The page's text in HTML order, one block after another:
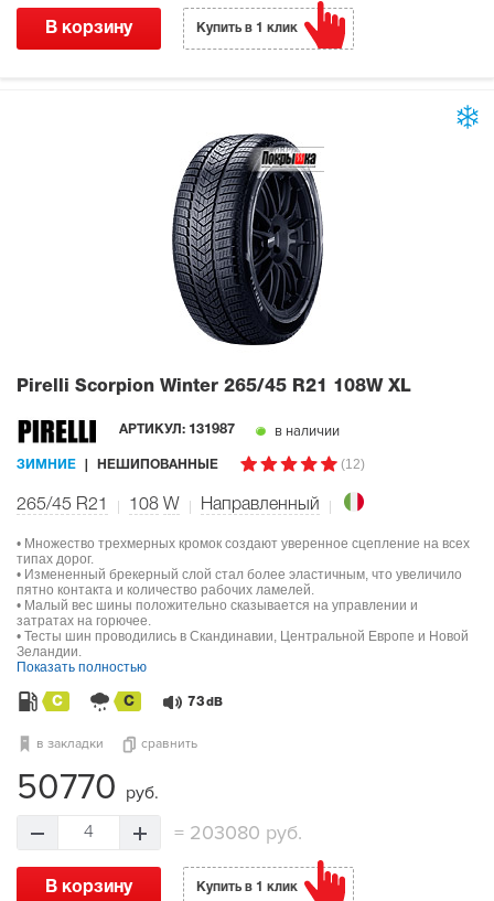
В корзину Купить в 1 клик
Pirelli Scorpion Winter 265/45 R21 108W XL
АРТИКУЛ: 131987 в наличии
ЗИМНИЕ НЕШИПОВАННЫЕ (12)
265/45 R21 108 W Направленный
• Множество трехмерных кромок создают уверенное сцепление на всех
типах дорог.
• Измененный брекерный слой стал более эластичным, что увеличило
пятно контакта и количество рабочих ламелей.
• Малый вес шины положительно сказывается на управлении и
затратах на горючее.
• Тесты шин проводились в Скандинавии, Центральной Европе и Новой
Зеландии.
Показать полностью
C C 73 dB
в закладки сравнить
50770 руб.
4 =203080 руб.
В корзину Купить в 1 клик